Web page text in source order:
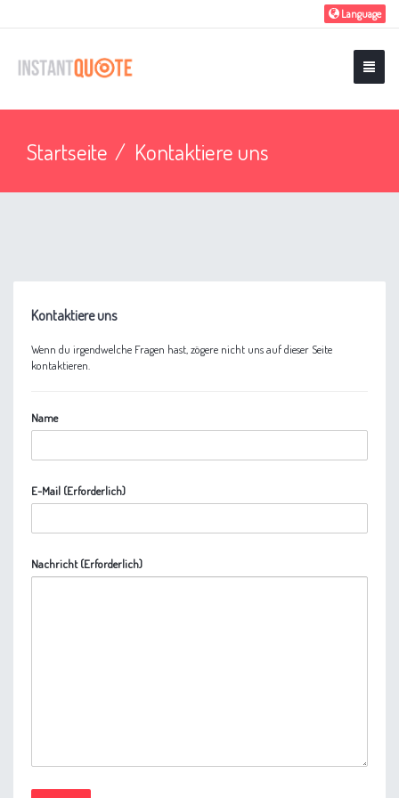
Language
Startseite Kontaktiere uns
Kontaktiere uns
Wenn du irgendwelche Fragen hast, zögere nicht uns auf dieser Seite
kontaktieren.
Name
E-Mail (Erforderlich)
Nachricht (Erforderlich)